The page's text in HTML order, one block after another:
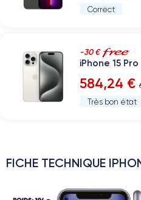
Correct
-30 €
iPhone 15
584,24 €
Très bon état
FICHE TECHNIQUE